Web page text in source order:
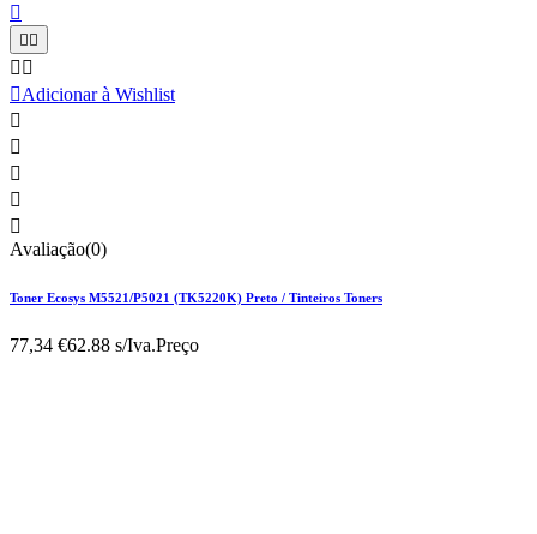

 
 
Adicionar à Wishlist





Avaliação(0)
Toner Ecosys M5521/P5021 (TK5220K) Preto / Tinteiros Toners
77,34 €62.88 s/Iva.Preço